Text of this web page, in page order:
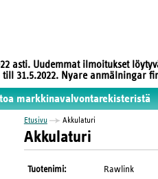
asti. Uudemmat ilmoitukset
31.5.2022. Nyare anmälningar
markkinavalvontarekisteristä
Etusivu Akkulaturi
Akkulaturi
Tuotenimi:
Rawlink